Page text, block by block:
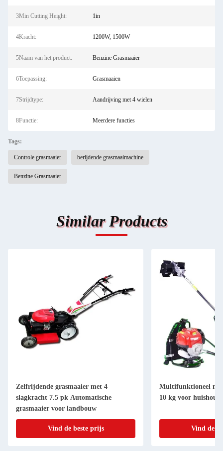
3Min Cutting Height: 1in
4Kracht: 1200W, 1500W
5Naam van het product: Benzine Grasmaaier
6Toepassing: Grasmaaien
7Strijdtype: Aandrijving met 4 wielen
8Functie: Meerdere functies
Tags:
Controle grasmaaier berijdende grasmaaimachine
Benzine Grasmaaier
Similar Products
Zelfrijdende grasmaaier met 4
slagkracht 7.5 pk Automatische
grasmaaier voor landbouw
Vind de beste prijs
Multifunktioneel
10 kg voor
Vind de